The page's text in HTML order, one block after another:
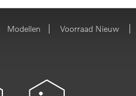
Modellen | Voorraad Nieuw